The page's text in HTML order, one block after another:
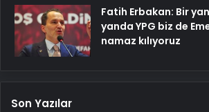
Fatih Erbakan: Bir
yanda YPG biz de
namaz kılıyoruz
Son Yazılar